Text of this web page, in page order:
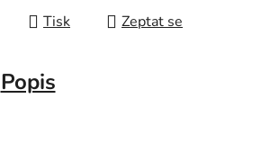
Tisk Zeptat se
Popis